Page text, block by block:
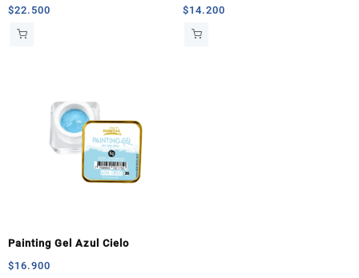
$22.500
$14.200
Painting Gel Azul Cielo
$16.900